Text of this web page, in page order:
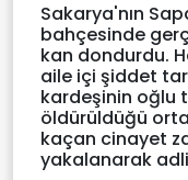
Sakarya'nın
bahçesinde
kan dondurdu.
aile içi şiddet
kardeşinin oğlu
öldürüldüğü
kaçan cinayet
yakalanarak